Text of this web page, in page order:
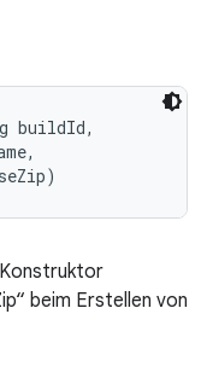
buildId,
beim Erstellen von